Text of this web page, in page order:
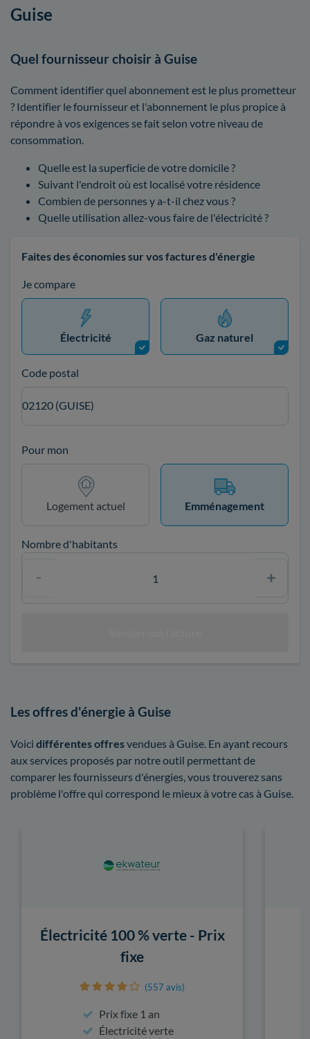
Guise
Quel fournisseur choisir à Guise
Comment identifier quel abonnement est le plus prometteur
? Identifier le fournisseur et l'abonnement le plus propice à
répondre à vos exigences se fait selon votre niveau de
consommation.
Quelle est la superficie de votre domicile ?
Suivant l'endroit où est localisé votre résidence
Combien de personnes y a-t-il chez vous ?
Quelle utilisation allez-vous faire de l'électricité ?
Faites des économies sur vos factures d'énergie
Je compare
Électricité Gaz naturel
Code postal
02120 (GUISE)
Pour mon
Logement actuel Emménagement
Nombre d'habitants
Les offres d'énergie à Guise
Voici différentes offresvendues à Guise. En ayant recours
aux services proposés par notre outil permettant de
comparer les fournisseurs d'énergies, vous trouverez sans
problème l'offre qui correspond le mieux à votre cas à Guise.
Électricité 100 % verte - Prix
fixe
(557 avis)
Prix fixe 1 an
Électricité verte